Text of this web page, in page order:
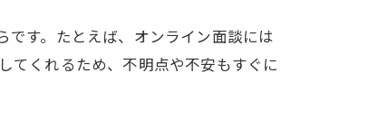
す。たとえば、オンライン面談には
てくれるため、不明点や不安もすぐに